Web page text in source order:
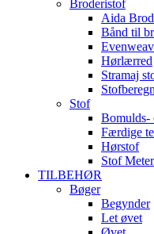
Broderistof
Aida
Bånd til
Hørlærred
Stramaj
Stof
Bomulds-
Færdige
Hørstof
Stof
TILBEHØR
Bøger
Begynder
Let øvet